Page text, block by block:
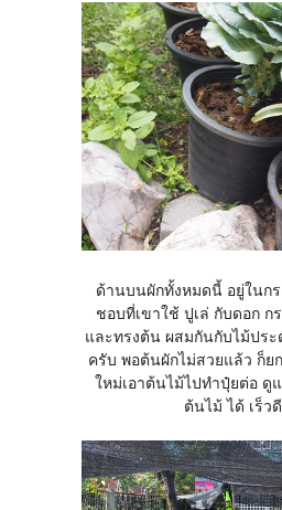
ด้านบนผักทั้งหมดนี้ อยู่ในก
ชอบที่เขาใช้ ปูเล่ กับดอก ก
และทรงต้น ผสมกันกับไม้ประ
ครับ พอต้นผักไม่สวยแล้ว ก็ย
ใหม่เอาต้นไม้ไปทำปุ๋ยต่อ ดู
ต้นไม้ ได้ เร็ว